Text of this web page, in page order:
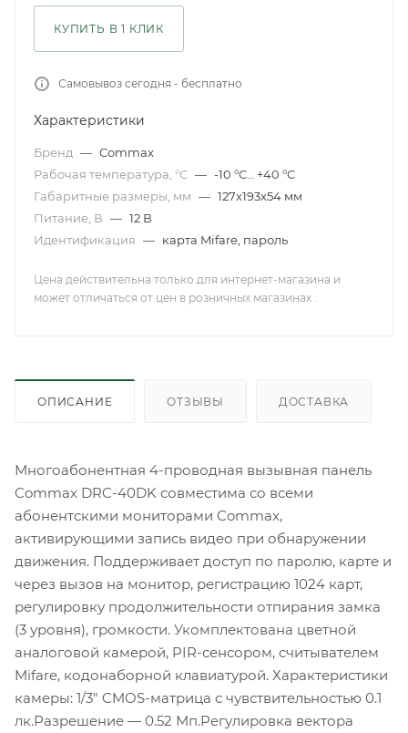
КУПИТЬ В 1 КЛИК
Самовывоз сегодня - бесплатно
Характеристики
Бренд — Commax
Рабочая температура, °С — -10 °С… +40 °С
Габаритные размеры, мм — 127x193x54 мм
Питание, В — 12 В
Идентификация — карта Mifare, пароль
Цена действительна только для интернет-магазина и
может отличаться от цен в розничных магазинах .
ОПИСАНИЕ ОТЗЫВЫ ДОСТАВКА
Многоабонентная 4-проводная вызывная панель
Commax DRC-40DK совместима со всеми
абонентскими мониторами Commax,
активирующими запись видео при обнаружении
движения. Поддерживает доступ по паролю, карте и
через вызов на монитор, регистрацию 1024 карт,
регулировку продолжительности отпирания замка
(3 уровня), громкости. Укомплектована цветной
аналоговой камерой, PIR-сенсором, считывателем
Mifare, кодонаборной клавиатурой. Характеристики
камеры: 1/3" CMOS-матрица с чувствительностью 0.1
лк.Разрешение — 0.52 Мп.Регулировка вектора